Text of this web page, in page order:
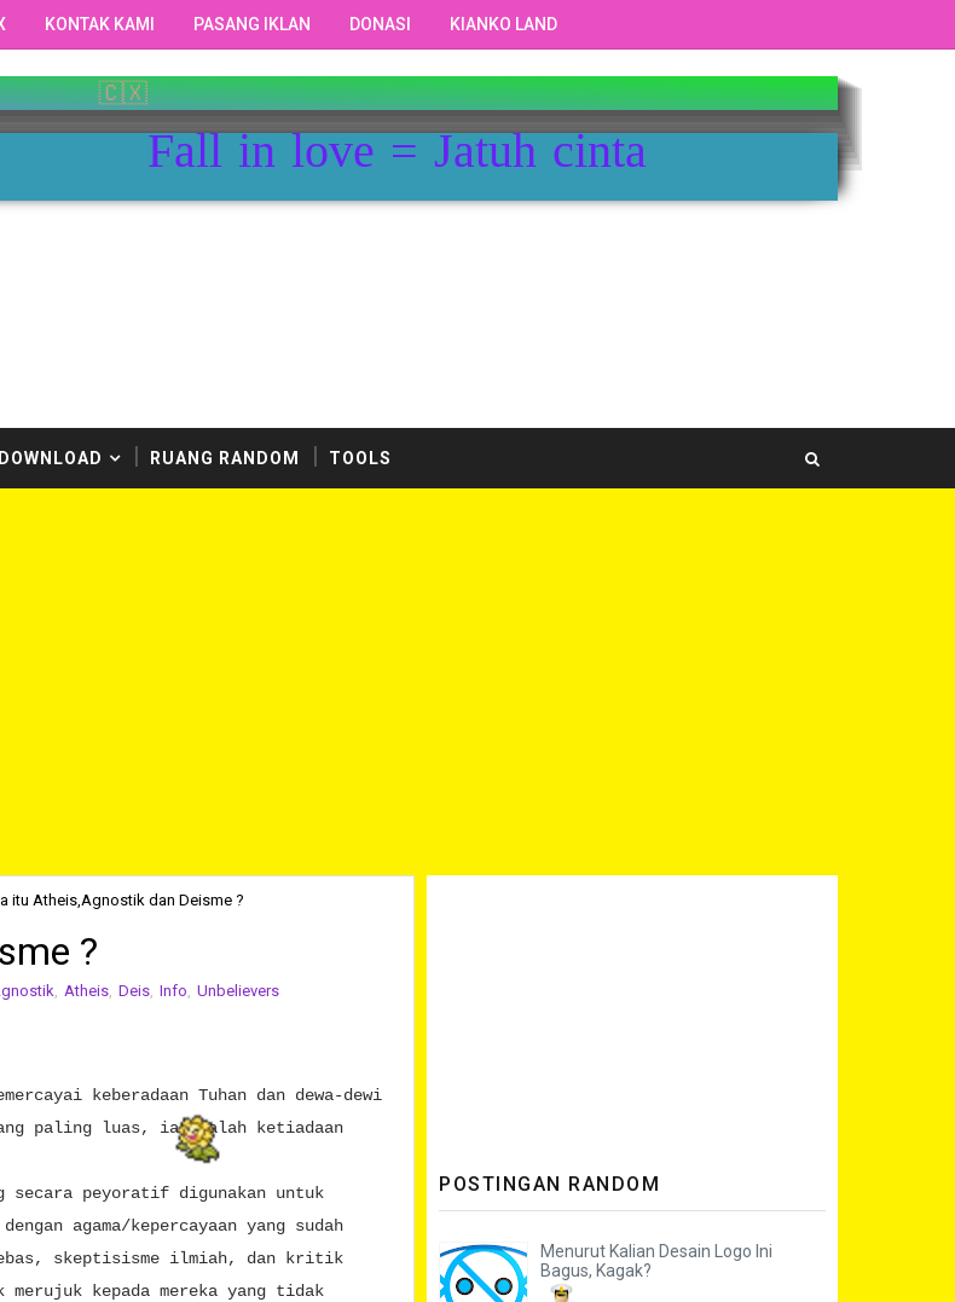
KONTAK KAMI PASANG IKLAN DONASI KIANKO LAND
🇨🇽
Fall in love = Jatuh cinta
DOWNLOAD RUANG RANDOM TOOLS
itu Atheis,Agnostik dan Deisme ?
?
Atheis Deis Info Unbelievers
keberadaan Tuhan dan dewa-dewi
paling luas, ia adalah ketiadaan
secara peyoratif digunakan untuk
agama/kepercayaan yang sudah
bebas, skeptisisme ilmiah, dan kritik
kepada mereka yang tidak
POSTINGAN RANDOM
Menurut Kalian Desain Logo Ini
Bagus, Kagak?